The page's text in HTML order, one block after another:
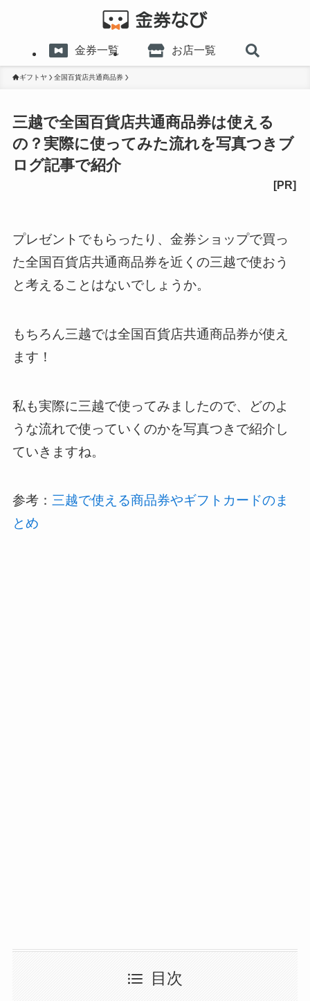
金券一覧 お店一覧
ギフトヤ 全国百貨店共通商品券
三越で全国百貨店共通商品券は使える
の？実際に使ってみた流れを写真つきブ
ログ記事で紹介
プレゼントでもらったり、金券ショップで買っ
た全国百貨店共通商品券を近くの三越で使おう
と考えることはないでしょうか。
もちろん三越では全国百貨店共通商品券が使え
ます！
私も実際に三越で使ってみましたので、どのよ
うな流れで使っていくのかを写真つきで紹介し
ていきますね。
参考： 三越で使える商品券やギフトカードのま
とめ
目次